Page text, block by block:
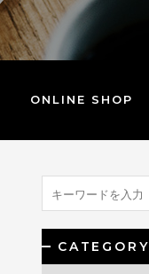
ONLINE SHOP
CATEGORY